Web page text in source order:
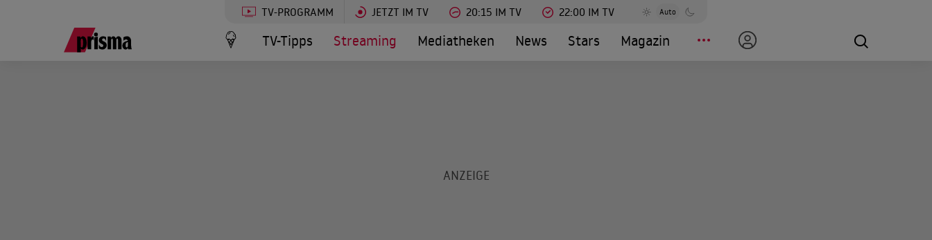
TV-PROGRAMM JETZT IM TV 20:15 IM TV 22:00 IM TV Auto
TV-Tipps Streaming Mediatheken News Stars Magazin